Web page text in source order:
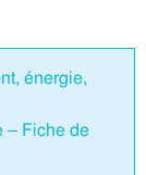
énergie,
– Fiche de